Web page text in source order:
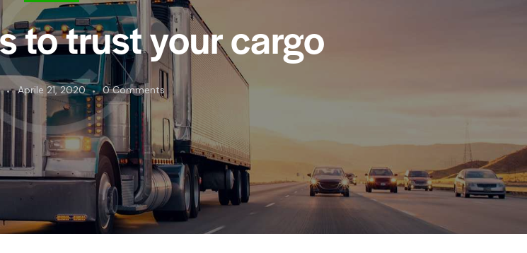
to trust your cargo
Aprile 21, 2020 0 Comments